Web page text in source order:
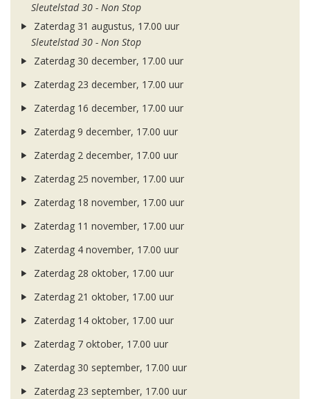
Sleutelstad 30 - Non Stop
Zaterdag 31 augustus, 17.00 uur
Sleutelstad 30 - Non Stop
Zaterdag 30 december, 17.00 uur
Zaterdag 23 december, 17.00 uur
Zaterdag 16 december, 17.00 uur
Zaterdag 9 december, 17.00 uur
Zaterdag 2 december, 17.00 uur
Zaterdag 25 november, 17.00 uur
Zaterdag 18 november, 17.00 uur
Zaterdag 11 november, 17.00 uur
Zaterdag 4 november, 17.00 uur
Zaterdag 28 oktober, 17.00 uur
Zaterdag 21 oktober, 17.00 uur
Zaterdag 14 oktober, 17.00 uur
Zaterdag 7 oktober, 17.00 uur
Zaterdag 30 september, 17.00 uur
Zaterdag 23 september, 17.00 uur